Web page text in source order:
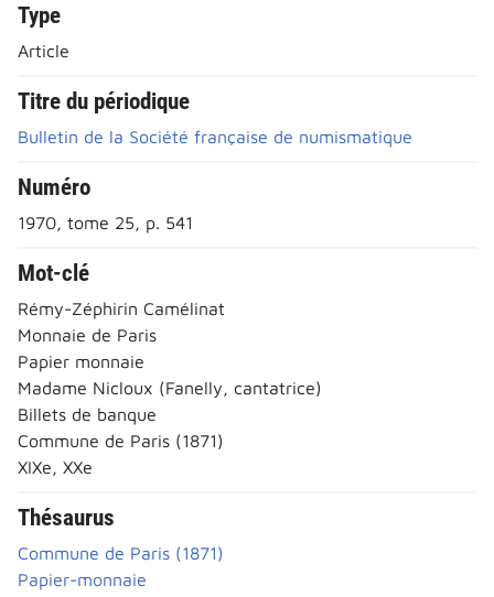
Type
Article
Titre du périodique
Bulletin de la Société française de numismatique
Numéro
1970, tome 25, p. 541
Mot-clé
Rémy-Zéphirin Camélinat
Monnaie de Paris
Papier monnaie
Madame Nicloux (Fanelly, cantatrice)
Billets de banque
Commune de Paris (1871)
XIXe, XXe
Thésaurus
Commune de Paris (1871)
Papier-monnaie